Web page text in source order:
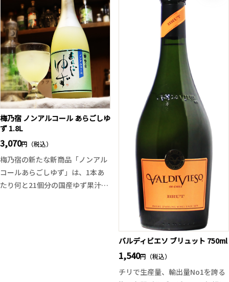
でエレガントなボルドーの赤ワイ
フレンチオーク樽で12ヶ月熟成さ
れ、程よく丸みのある飲み心地に
仕上がっている、「格付けシャト
ーの雰囲気を気軽に味わいたい」
方におすすめの1本です。
梅乃宿 ノンアルコール あらごしゆ
ず 1.8L
3,070円（税込）
梅乃宿の新たな新商品「ノンアル
コールあらごしゆず」は、1本あ
たり何と21個分の国産ゆず果汁を
バルディビエソ ブリュット 750ml
1,540円（税込）
チリで生産量、輸出量No1を誇る